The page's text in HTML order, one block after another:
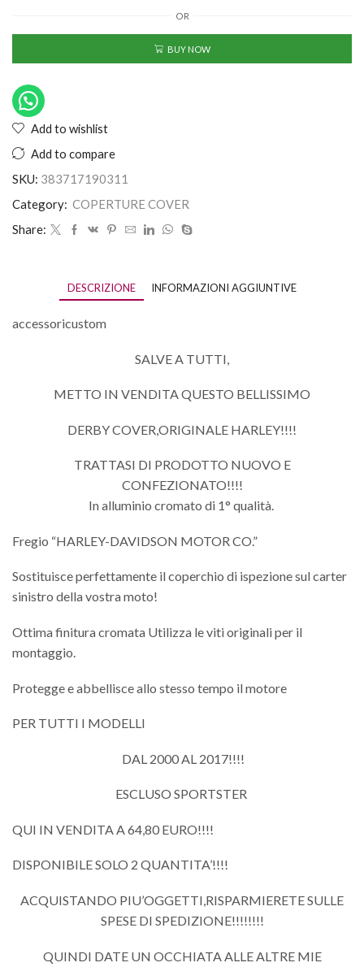
OR
BUY NOW
Add to wishlist
Add to compare
SKU: 383717190311
Category: COPERTURE COVER
Share:
DESCRIZIONE INFORMAZIONI AGGIUNTIVE
accessoricustom
SALVE A TUTTI,
METTO IN VENDITA QUESTO BELLISSIMO
DERBY COVER,ORIGINALE HARLEY!!!!
TRATTASI DI PRODOTTO NUOVO E
CONFEZIONATO!!!!
In alluminio cromato di 1° qualità.
Fregio “HARLEY-DAVIDSON MOTOR CO.”
Sostituisce perfettamente il coperchio di ispezione sul carter
sinistro della vostra moto!
Ottima finitura cromata Utilizza le viti originali per il
montaggio.
Protegge e abbellisce allo stesso tempo il motore
PER TUTTI I MODELLI
DAL 2000 AL 2017!!!!
ESCLUSO SPORTSTER
QUI IN VENDITA A 64,80 EURO!!!!
DISPONIBILE SOLO 2 QUANTITA’!!!!
ACQUISTANDO PIU’OGGETTI,RISPARMIERETE SULLE
SPESE DI SPEDIZIONE!!!!!!!!
QUINDI DATE UN OCCHIATA ALLE ALTRE MIE